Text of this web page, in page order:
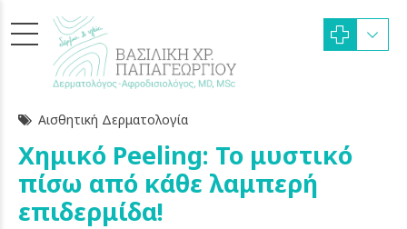
Αισθητική Δερματολογία
Χημικό Peeling: Το μυστικό
πίσω από κάθε λαμπερή
επιδερμίδα!